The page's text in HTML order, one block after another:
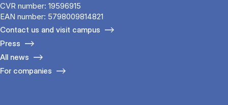
CVR number: 19596915
EAN number: 5798009814821
Contact us and visit campus
Press
All news
For companies